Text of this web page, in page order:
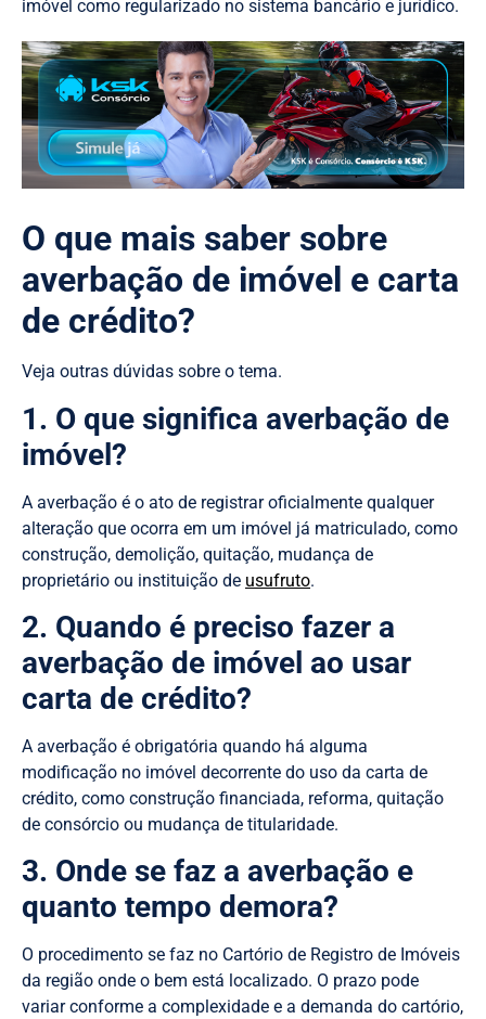
imóvel como regularizado no sistema bancário e jurídico.
O que mais saber sobre
averbação de imóvel e carta
de crédito?
Veja outras dúvidas sobre o tema.
1. O que significa averbação de
imóvel?
A averbação é o ato de registrar oficialmente qualquer
alteração que ocorra em um imóvel já matriculado, como
construção, demolição, quitação, mudança de
proprietário ou instituição de usufruto.
2. Quando é preciso fazer a
averbação de imóvel ao usar
carta de crédito?
A averbação é obrigatória quando há alguma
modificação no imóvel decorrente do uso da carta de
crédito, como construção financiada, reforma, quitação
de consórcio ou mudança de titularidade.
3. Onde se faz a averbação e
quanto tempo demora?
O procedimento se faz no Cartório de Registro de Imóveis
da região onde o bem está localizado. O prazo pode
variar conforme a complexidade e a demanda do cartório,